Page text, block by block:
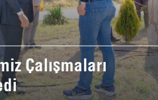
Çalışmaları